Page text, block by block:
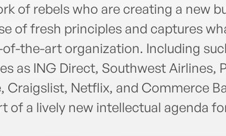
of rebels who are creating a new
of fresh principles and captures
the-art organization. Including
as ING Direct, Southwest Airlines,
Craigslist, Netflix, and Commerce
of a lively new intellectual agenda